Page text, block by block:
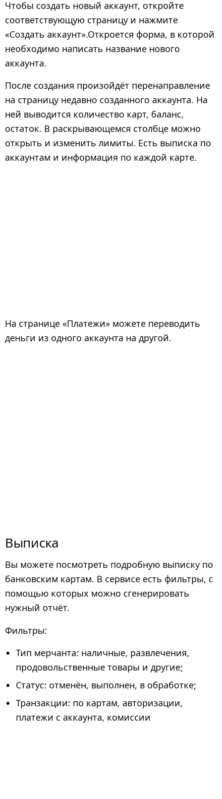
Чтобы создать новый аккаунт, откройте
соответствующую страницу и нажмите
«Создать аккаунт».Откроется форма, в которой
необходимо написать название нового
аккаунта.
После создания произойдёт перенаправление
на страницу недавно созданного аккаунта. На
ней выводится количество карт, баланс,
остаток. В раскрывающемся столбце можно
открыть и изменить лимиты. Есть выписка по
аккаунтам и информация по каждой карте.
На странице «Платежи» можете переводить
деньги из одного аккаунта на другой.
Выписка
Вы можете посмотреть подробную выписку по
банковским картам. В сервисе есть фильтры, с
помощью которых можно сгенерировать
нужный отчёт.
Фильтры:
Тип мерчанта: наличные, развлечения,
продовольственные товары и другие;
Статус: отменён, выполнен, в обработке;
Транзакции: по картам, авторизации,
платежи с аккаунта, комиссии